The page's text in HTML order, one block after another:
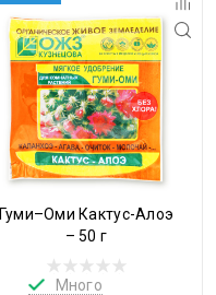
Гуми–Оми Кактус-Алоэ
– 50 г
Много